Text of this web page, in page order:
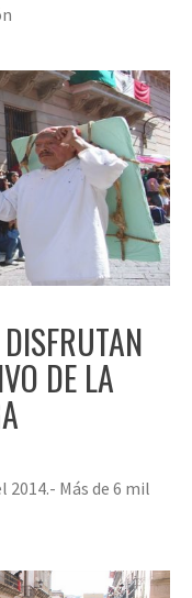
DE LA
Más de 6 mil